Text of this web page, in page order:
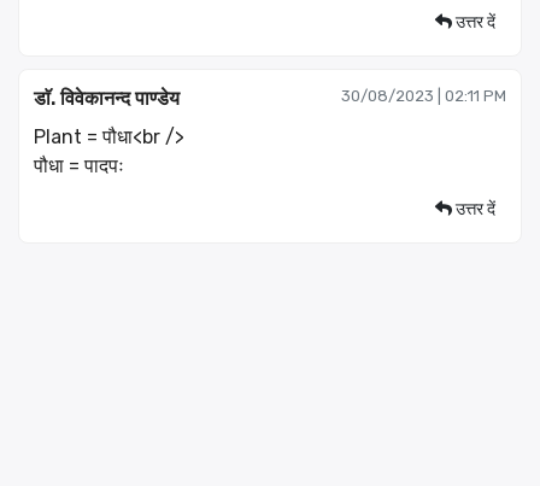
उत्तर दें
डाॅ. विवेकानन्द पाण्डेय 30/08/2023 | 02:11 PM
Plant = पौधा<br />
पौधा = पादपः
उत्तर दें